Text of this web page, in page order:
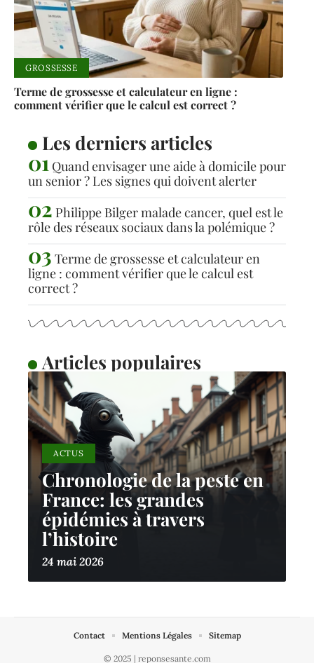
GROSSESSE
Terme de grossesse et calculateur en ligne :
comment vérifier que le calcul est correct ?
Les derniers articles
Quand envisager une aide à domicile pour
un senior ? Les signes qui doivent alerter
Philippe Bilger malade cancer, quel est le
rôle des réseaux sociaux dans la polémique ?
Terme de grossesse et calculateur en
ligne : comment vérifier que le calcul est
correct ?
Articles populaires
ACTUS
Chronologie de la peste en
France: les grandes
épidémies à travers
l’histoire
24 mai 2026
© 2025 | reponsesante.com
Contact Mentions Légales Sitemap